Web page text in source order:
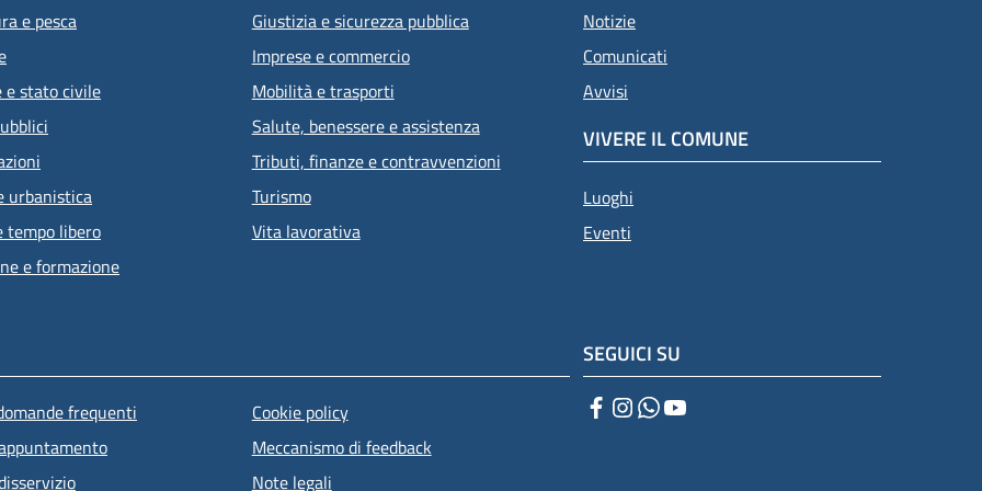
e pesca
e stato civile
urbanistica
tempo libero
e formazione
Giustizia e sicurezza pubblica
Imprese e commercio
Mobilità e trasporti
Salute, benessere e assistenza
Tributi, finanze e contravvenzioni
Turismo
Vita lavorativa
Notizie
Comunicati
Avvisi
VIVERE IL COMUNE
Luoghi
Eventi
piè di pagina
frequenti
Cookie policy
Meccanismo di feedback
Note legali
SEGUICI SU
Facebook
Instagram
WhatsApp